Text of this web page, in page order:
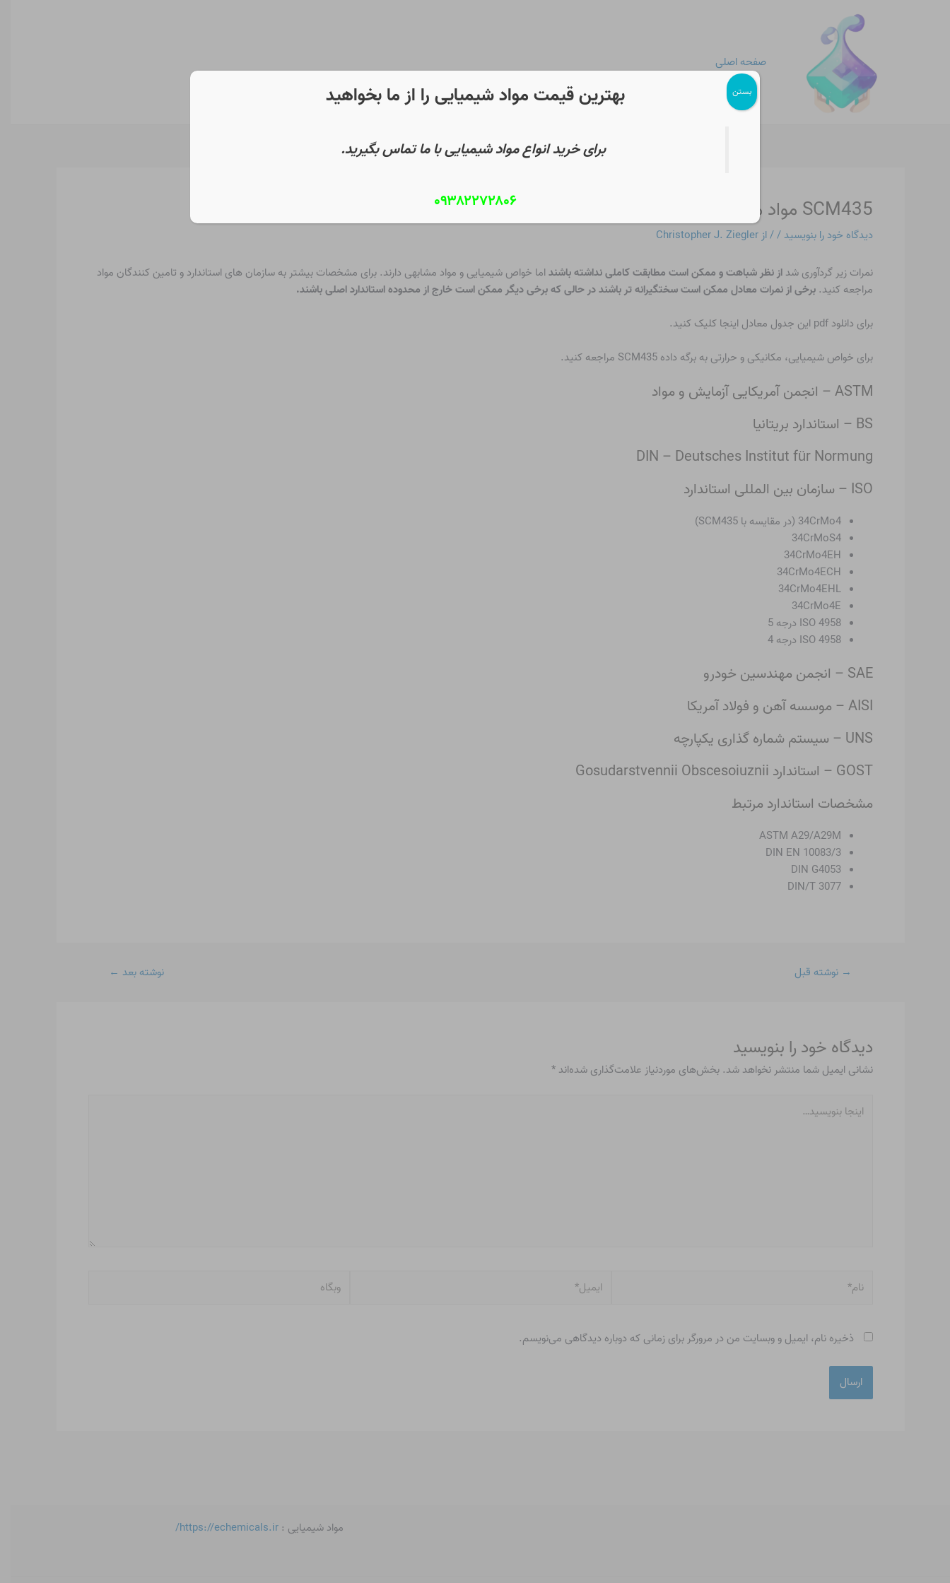
صفحه اصلی
SCM435 مواد معادل
دیدگاه‌ خود را بنویسید // ازChristopher J. Ziegler
نمرات زیر گردآوری شداز نظر شباهت و ممکن است مطابقت کاملی نداشته باشند اما خواص شیمیایی و مواد مشابهی دارند. برای مشخصات بیشتر به سازمان های استاندارد و تامین کنندگان مواد
مراجعه کنید.برخی از نمرات معادل ممکن است سختگیرانه تر باشند در حالی که برخی دیگر ممکن است خارج از محدوده استاندارد اصلی باشند.
برای دانلود pdf این جدول معادل اینجا کلیک کنید.
برای خواص شیمیایی، مکانیکی و حرارتی به برگه داده SCM435 مراجعه کنید.
ASTM – انجمن آمریکایی آزمایش و مواد
BS – استاندارد بریتانیا
DIN – Deutsches Institut für Normung
ISO – سازمان بین المللی استاندارد
34CrMo4 (در مقایسه با SCM435)
34CrMoS4
34CrMo4EH
34CrMo4ECH
34CrMo4EHL
34CrMo4E
ISO 4958 درجه 5
ISO 4958 درجه 4
SAE – انجمن مهندسین خودرو
AISI – موسسه آهن و فولاد آمریکا
UNS – سیستم شماره گذاری یکپارچه
GOST – استاندارد Gosudarstvennii Obscesoiuznii
مشخصات استاندارد مرتبط
ASTM A29/A29M
DIN EN 10083/3
DIN G4053
DIN/T 3077
نوشته
→ نوشته قبل نوشته بعد ←
دیدگاه‌ خود را بنویسید
نشانی ایمیل شما منتشر نخواهد شد. بخش‌های موردنیاز علامت‌گذاری شده‌اند*
بنویسید…
وبگاه
ذخیره نام، ایمیل و وبسایت من در مرورگر برای زمانی که دوباره دیدگاهی می‌نویسم.
مواد شیمیایی : https://echemicals.ir/
بهترین قیمت مواد شیمیایی را از ما بخواهید
برای خرید انواع مواد شیمیایی با ما تماس بگیرید.
۰۹۳۸۲۲۷۲۸۰۶
بستن